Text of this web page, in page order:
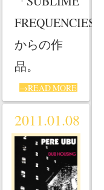
FREQUENCIES
からの作
品。
→READ MORE
2011.01.08